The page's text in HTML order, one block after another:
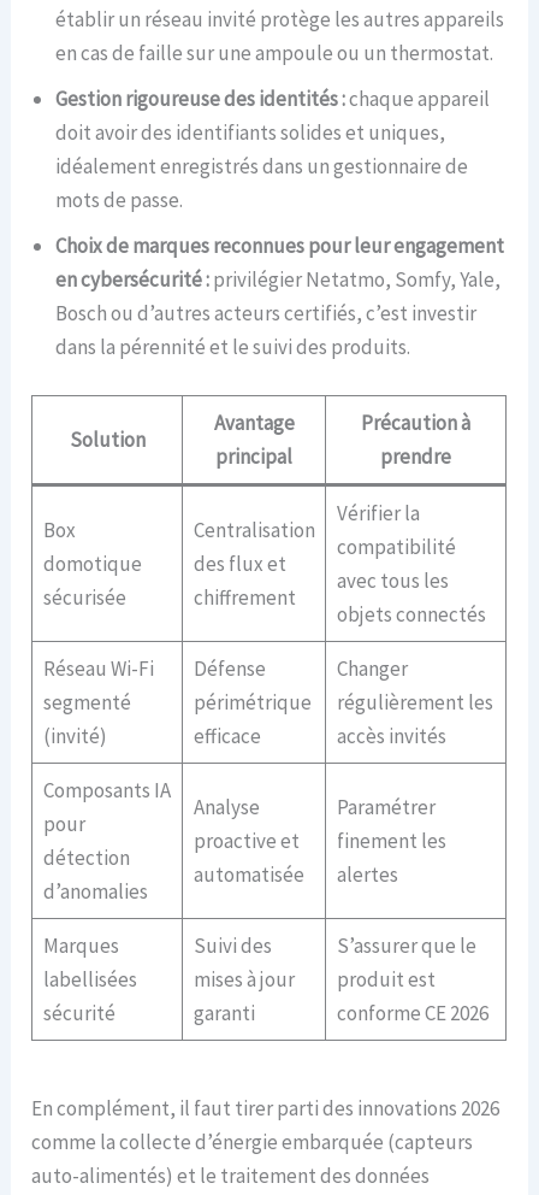
établir un réseau invité protège les autres appareils
en cas de faille sur une ampoule ou un thermostat.
Gestion rigoureuse des identités :chaque appareil
doit avoir des identifiants solides et uniques,
idéalement enregistrés dans un gestionnaire de
mots de passe.
Choix de marques reconnues pour leur engagement
en cybersécurité :privilégier Netatmo, Somfy, Yale,
Bosch ou d’autres acteurs certifiés, c’est investir
dans la pérennité et le suivi des produits.
Solution
Avantage
principal
Précaution à
prendre
Box
domotique
sécurisée
Centralisation
des flux et
chiffrement
Vérifier la
compatibilité
avec tous les
objets connectés
Réseau Wi-Fi
segmenté
(invité)
Défense
périmétrique
efficace
Changer
régulièrement les
accès invités
Composants IA
pour
détection
d’anomalies
Analyse
proactive et
automatisée
Paramétrer
finement les
alertes
Marques
labellisées
sécurité
Suivi des
mises à jour
garanti
S’assurer que le
produit est
conforme CE 2026
En complément, il faut tirer parti des innovations 2026
comme la collecte d’énergie embarquée (capteurs
auto-alimentés) et le traitement des données